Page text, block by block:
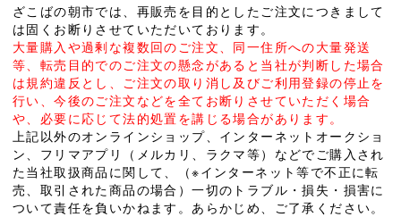
ざこばの朝市では、再販売を目的としたご注文につきまして
は固くお断りさせていただいております。
大量購入や過剰な複数回のご注文、同一住所への大量発送
等、転売目的でのご注文の懸念があると当社が判断した場合
は規約違反とし、ご注文の取り消し及びご利用登録の停止を
行い、今後のご注文などを全てお断りさせていただく場合
や、必要に応じて法的処置を講じる場合があります。
上記以外のオンラインショップ、インターネットオークショ
ン、フリマアプリ（メルカリ、ラクマ等）などでご購入され
た当社取扱商品に関して、（※インターネット等で不正に転
売、取引された商品の場合）一切のトラブル・損失・損害に
ついて責任を負いかねます。あらかじめ、ご了承ください。